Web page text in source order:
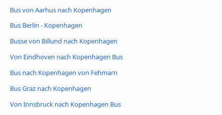
Bus von Aarhus nach Kopenhagen
Bus Berlin - Kopenhagen
Busse von Billund nach Kopenhagen
Von Eindhoven nach Kopenhagen Bus
Bus nach Kopenhagen von Fehmarn
Bus Graz nach Kopenhagen
Von Innsbruck nach Kopenhagen Bus